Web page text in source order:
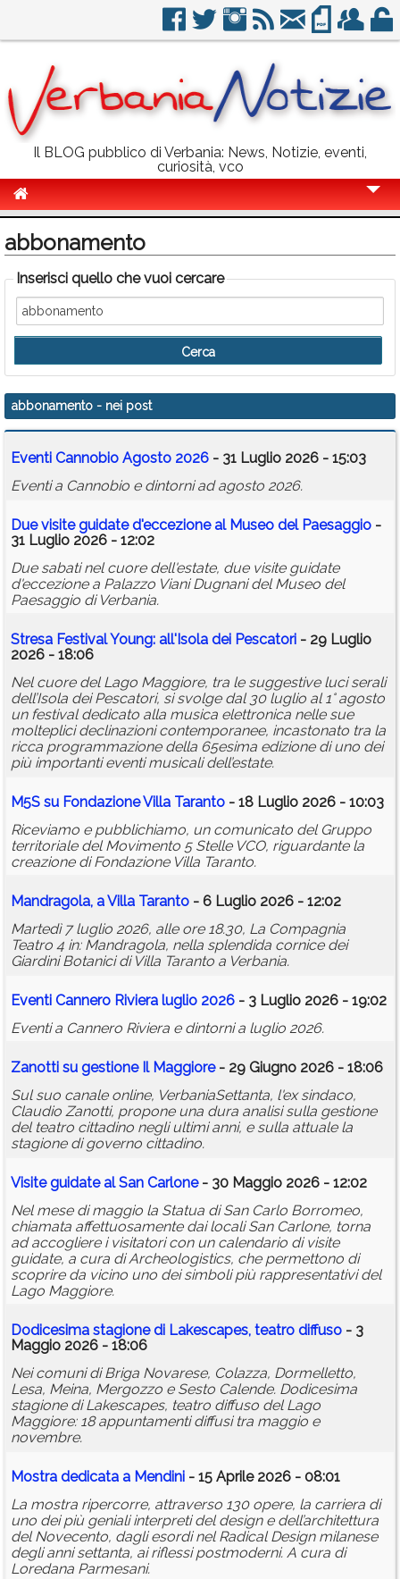
Il BLOG pubblico di Verbania: News, Notizie, eventi,
curiosità, vco
Politica
Sport
Eventi
Info Utili
Rubriche
Calendario
Annunci
abbonamento
Inserisci quello che vuoi cercare
abbonamento - nei post
Eventi Cannobio Agosto 2026 - 31 Luglio 2026 - 15:03
Eventi a Cannobio e dintorni ad agosto 2026.
Due visite guidate d'eccezione al Museo del Paesaggio -
31 Luglio 2026 - 12:02
Due sabati nel cuore dell'estate, due visite guidate
d'eccezione a Palazzo Viani Dugnani del Museo del
Paesaggio di Verbania.
Stresa Festival Young: all'Isola dei Pescatori - 29 Luglio
2026 - 18:06
Nel cuore del Lago Maggiore, tra le suggestive luci serali
dell’Isola dei Pescatori, si svolge dal 30 luglio al 1° agosto
un festival dedicato alla musica elettronica nelle sue
molteplici declinazioni contemporanee, incastonato tra la
ricca programmazione della 65esima edizione di uno dei
più importanti eventi musicali dell’estate.
M5S su Fondazione Villa Taranto - 18 Luglio 2026 - 10:03
Riceviamo e pubblichiamo, un comunicato del Gruppo
territoriale del Movimento 5 Stelle VCO, riguardante la
creazione di Fondazione Villa Taranto.
Mandragola, a Villa Taranto - 6 Luglio 2026 - 12:02
Martedì 7 luglio 2026, alle ore 18.30, La Compagnia
Teatro 4 in: Mandragola, nella splendida cornice dei
Giardini Botanici di Villa Taranto a Verbania.
Eventi Cannero Riviera luglio 2026 - 3 Luglio 2026 - 19:02
Eventi a Cannero Riviera e dintorni a luglio 2026.
Zanotti su gestione Il Maggiore- 29 Giugno 2026 - 18:06
Sul suo canale online, VerbaniaSettanta, l'ex sindaco,
Claudio Zanotti, propone una dura analisi sulla gestione
del teatro cittadino negli ultimi anni, e sulla attuale la
stagione di governo cittadino.
Visite guidate al San Carlone- 30 Maggio 2026 - 12:02
Nel mese di maggio la Statua di San Carlo Borromeo,
chiamata affettuosamente dai locali San Carlone, torna
ad accogliere i visitatori con un calendario di visite
guidate, a cura di Archeologistics, che permettono di
scoprire da vicino uno dei simboli più rappresentativi del
Lago Maggiore.
Dodicesima stagione di Lakescapes, teatro diffuso - 3
Maggio 2026 - 18:06
Nei comuni di Briga Novarese, Colazza, Dormelletto,
Lesa, Meina, Mergozzo e Sesto Calende. Dodicesima
stagione di Lakescapes, teatro diffuso del Lago
Maggiore: 18 appuntamenti diffusi tra maggio e
novembre.
Mostra dedicata a Mendini - 15 Aprile 2026 - 08:01
La mostra ripercorre, attraverso 130 opere, la carriera di
uno dei più geniali interpreti del design e dell’architettura
del Novecento, dagli esordi nel Radical Design milanese
degli anni settanta, ai riflessi postmoderni. A cura di
Loredana Parmesani.